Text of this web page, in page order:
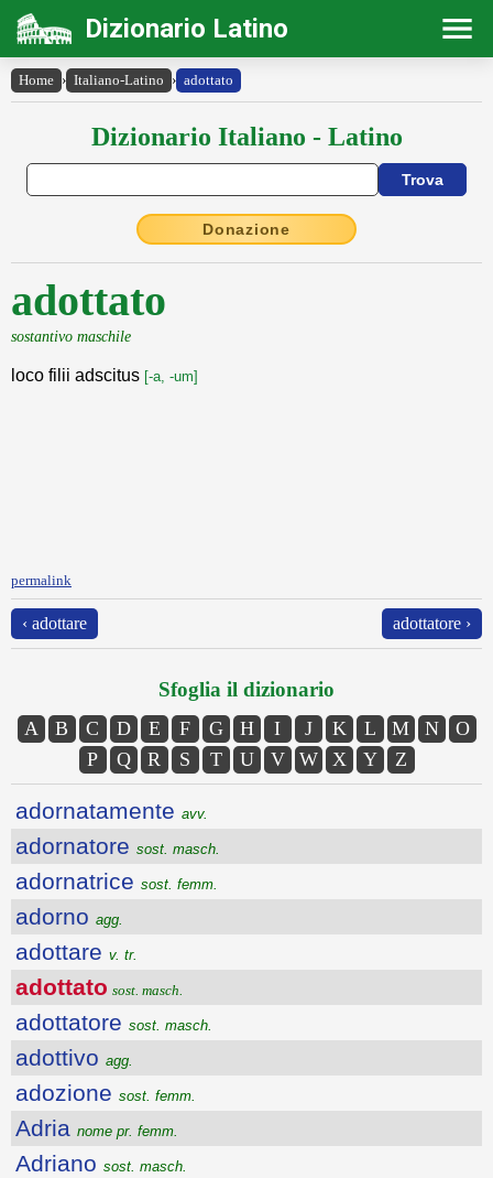
Dizionario Latino
Home › Italiano-Latino › adottato
Dizionario Italiano - Latino
Donazione
adottato
sostantivo maschile
loco filii adscitus [-a, -um]
permalink
‹ adottare adottatore ›
Sfoglia il dizionario
A B C D E F G H I J K L M N
O
P
Q R S T U V W X Y Z
adornatamente avv.
adornatore sost. masch.
adornatrice sost. femm.
adorno agg.
adottare v. tr.
adottato sost. masch.
adottatore sost. masch.
adottivo agg.
adozione sost. femm.
Adria nome pr. femm.
Adriano sost. masch.